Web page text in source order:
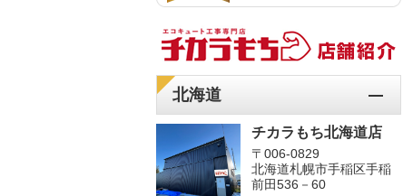
北海道
チカラもち北海道店
〒006-0829
北海道札幌市手稲区手稲
前田536－60